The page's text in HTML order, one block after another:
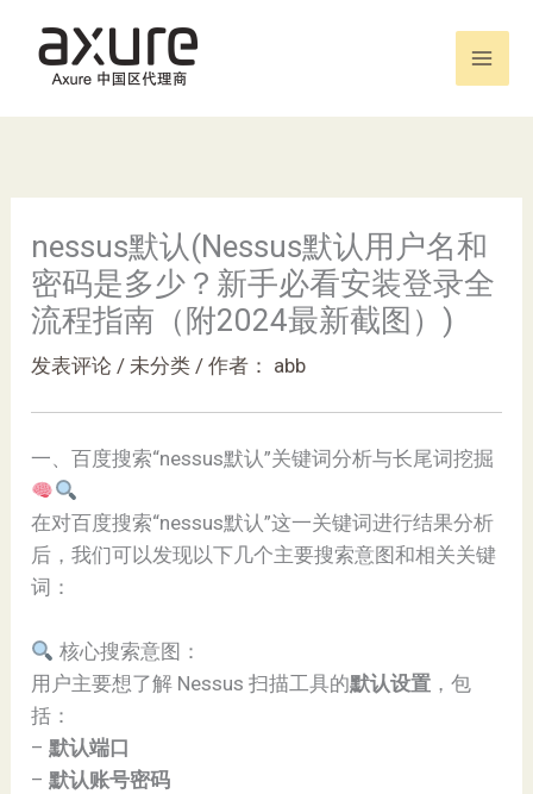
容
nessus默认(Nessus默认用户名和
密码是多少？新手必看安装登录全
流程指南（附2024最新截图）)
发表评论 / 未分类 / 作者： abb
一、百度搜索“nessus默认”关键词分析与长尾词挖掘
在对百度搜索“nessus默认”这一关键词进行结果分析
后，我们可以发现以下几个主要搜索意图和相关关键
词：
核心搜索意图：
用户主要想了解 Nessus 扫描工具的默认设置 ，包
括：
–默认端口
–默认账号密码